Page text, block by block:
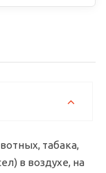
табака,
в воздухе, на